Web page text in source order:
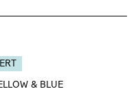
& BLUE